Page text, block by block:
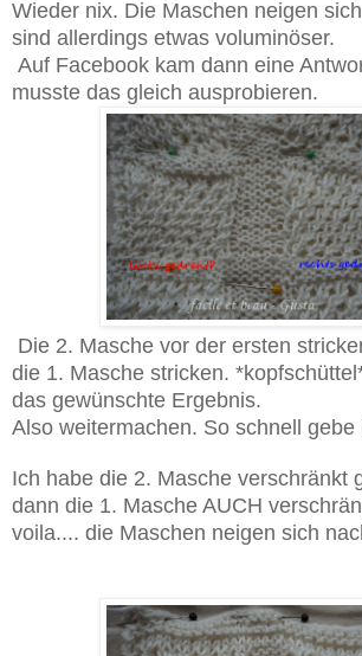
Wieder nix. Die Maschen neigen
sind allerdings etwas voluminöser.
Auf Facebook kam dann eine
musste das gleich ausprobieren.
Die 2. Masche vor der ersten
die 1. Masche stricken.
das gewünschte Ergebnis.
Also weitermachen. So schnell gebe
Ich habe die 2. Masche verschränkt
dann die 1. Masche AUCH
voila.... die Maschen neigen sich